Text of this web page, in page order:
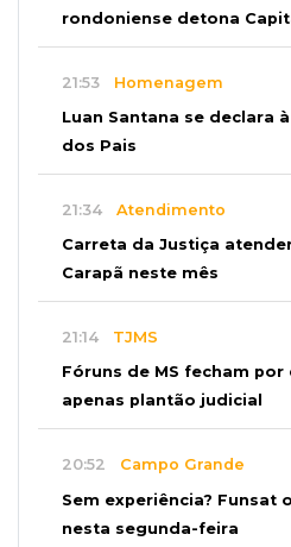
rondoniense detona
21:53 Homenagem
Luan Santana se declara
dos Pais
21:34 Atendimento
Carreta da Justiça
Carapã neste mês
21:14 TJMS
Fóruns de MS fecham
apenas plantão judicial
20:52 Campo Grande
Sem experiência? Funsat
nesta segunda-feira